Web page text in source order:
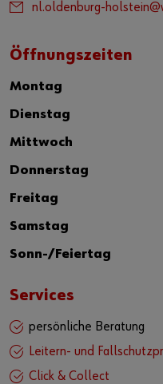
nl.oldenburg-
Öffnungszeiten
Montag
Dienstag
Mittwoch
Donnerstag
Freitag
Samstag
Sonn-/Feiertag
Services
persönliche Beratung
Leitern- und
Click & Collect